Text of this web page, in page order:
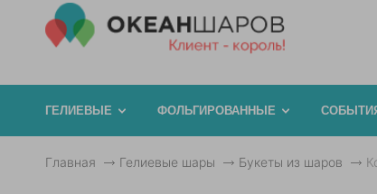
ГЕЛИЕВЫЕ ФОЛЬГИРОВАННЫЕ
Главная Гелиевые шары Букеты из шаров